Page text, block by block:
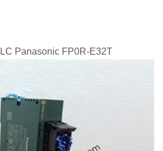
Panasonic FP0R-E32T